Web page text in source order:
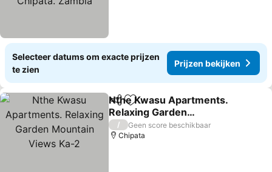
Selecteer datums om exacte prijzen
te zien
Prijzen bekijken
DelenToevoegen aan favorieten
Nthe Kwasu Apartments.
Relaxing Garden
Mountain Views Ka-2
Prijzen bekijken
/
Geen score beschikbaar
Chipata